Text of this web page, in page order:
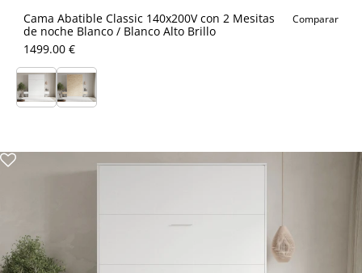
Cama Abatible Classic 140x200V con 2 Mesitas
de noche Blanco / Blanco Alto Brillo
Comparar
1499.00 €